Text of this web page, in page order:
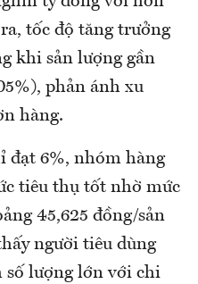
tốc độ tăng trưởng
khi sản lượng gần
phản ánh xu
hàng.
đạt 6%, nhóm hàng
tiêu thụ tốt nhờ mức
45,625 đồng/sản
người tiêu dùng
số lượng lớn với chi